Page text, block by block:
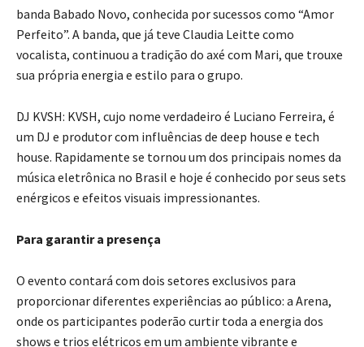
banda Babado Novo, conhecida por sucessos como “Amor
Perfeito”. A banda, que já teve Claudia Leitte como
vocalista, continuou a tradição do axé com Mari, que trouxe
sua própria energia e estilo para o grupo.
DJ KVSH: KVSH, cujo nome verdadeiro é Luciano Ferreira, é
um DJ e produtor com influências de deep house e tech
house. Rapidamente se tornou um dos principais nomes da
música eletrônica no Brasil e hoje é conhecido por seus sets
enérgicos e efeitos visuais impressionantes.
Para garantir a presença
O evento contará com dois setores exclusivos para
proporcionar diferentes experiências ao público: a Arena,
onde os participantes poderão curtir toda a energia dos
shows e trios elétricos em um ambiente vibrante e